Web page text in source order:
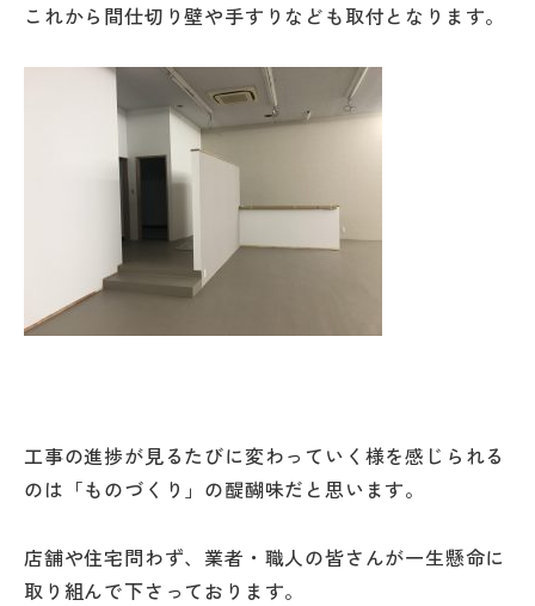
これから間仕切り壁や手すりなども取付となります。
工事の進捗が見るたびに変わっていく様を感じられる
のは「ものづくり」の醍醐味だと思います。
店舗や住宅問わず、業者・職人の皆さんが一生懸命に
取り組んで下さっております。